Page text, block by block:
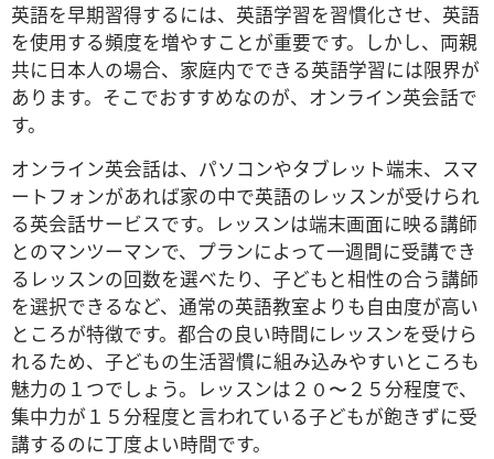
英語を早期習得するには、英語学習を習慣化させ、英語
を使用する頻度を増やすことが重要です。しかし、両親
共に日本人の場合、家庭内でできる英語学習には限界が
あります。そこでおすすめなのが、オンライン英会話で
す。
オンライン英会話は、パソコンやタブレット端末、スマ
ートフォンがあれば家の中で英語のレッスンが受けられ
る英会話サービスです。レッスンは端末画面に映る講師
とのマンツーマンで、プランによって一週間に受講でき
るレッスンの回数を選べたり、子どもと相性の合う講師
を選択できるなど、通常の英語教室よりも自由度が高い
ところが特徴です。都合の良い時間にレッスンを受けら
れるため、子どもの生活習慣に組み込みやすいところも
魅力の１つでしょう。レッスンは２０〜２５分程度で、
集中力が１５分程度と言われている子どもが飽きずに受
講するのに丁度よい時間です。